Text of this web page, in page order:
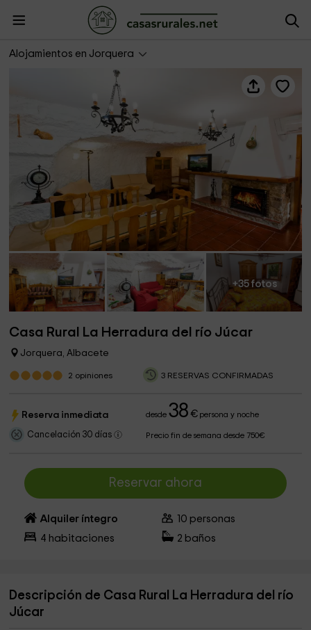
Alojamientos en Jorquera
Casa Rural La Herradura del río Júcar
+35 fotos
Casa Rural La Herradura del río Júcar
Jorquera, Albacete
2 opiniones 3 RESERVAS CONFIRMADAS
Reserva inmediata desde38 €persona y noche
Cancelación 30 días Precio fin de semana desde 750€
Reservar ahora
Alquiler íntegro 10 personas
4 habitaciones 2 baños
Descripción de Casa Rural La Herradura del río
Júcar